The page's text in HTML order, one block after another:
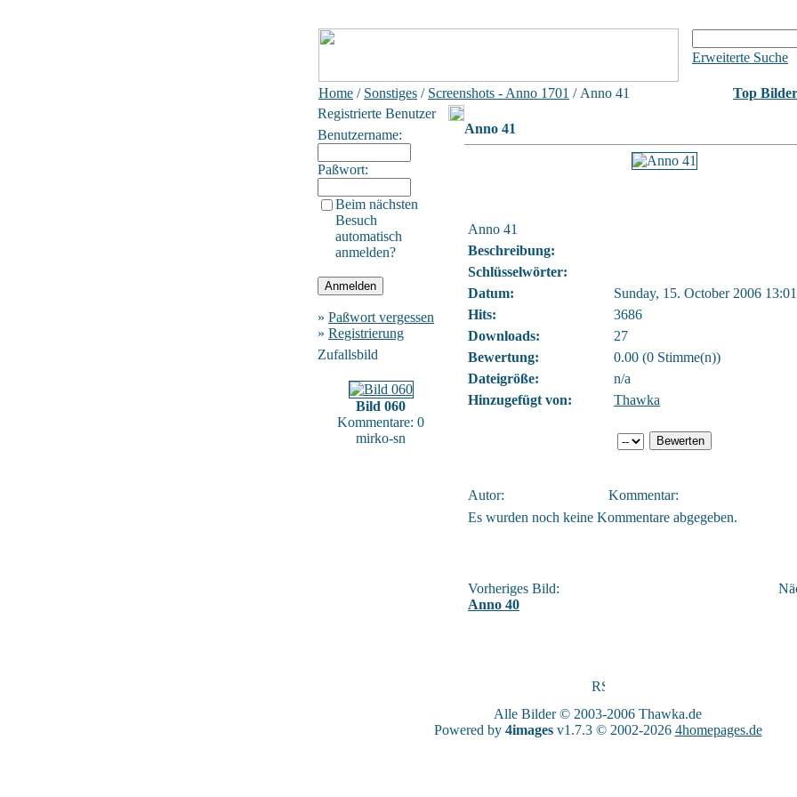
Erweiterte Suche
Home / Sonstiges / Screenshots - Anno 1701 / Anno 41 Top Bilder
Registrierte Benutzer
Benutzername:
Paßwort:
Beim nächsten
Besuch
automatisch
anmelden?
» Paßwort vergessen
» Registrierung
Zufallsbild
Bild 060
Kommentare: 0
mirko-sn
Anno 41
Anno 41
Beschreibung:
Schlüsselwörter:
Datum:
Sunday, 15. October 2006 13:01
Hits:
3686
Downloads:
27
Bewertung:
0.00 (0 Stimme(n))
Dateigröße:
n/a
Hinzugefügt von:
Thawka
Autor:
Kommentar:
Es wurden noch keine Kommentare abgegeben.
Vorheriges Bild:
Anno 40
Alle Bilder © 2003-2006 Thawka.de
Powered by 4imagesv1.7.3 © 2002-2026 4homepages.de